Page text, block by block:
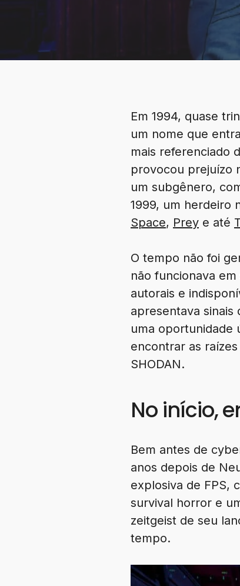
Em 1994, quase
um nome que
mais referenciado
provocou prejuízo
um subgênero,
1999, um herdeiro
Space, Prey e até
O tempo não foi
não funcionava
autorais e
apresentava sinais
uma oportunidade
encontrar as
SHODAN.
No início,
Bem antes de
anos depois de
explosiva de FPS,
survival horror e
zeitgeist de seu
tempo.